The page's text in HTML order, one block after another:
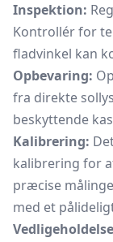
Inspektion:
Kontrollér for
fladvinkel kan
Opbevaring:
fra direkte
beskyttende
Kalibrering:
kalibrering for
præcise
med et